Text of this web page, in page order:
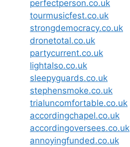
perfectperson.co.uk
tourmusicfest.co.uk
strongdemocracy.co.uk
dronetotal.co.uk
partycurrent.co.uk
lightalso.co.uk
sleepyguards.co.uk
stephensmoke.co.uk
trialuncomfortable.co.uk
accordingchapel.co.uk
accordingoversees.co.uk
annoyingfunded.co.uk